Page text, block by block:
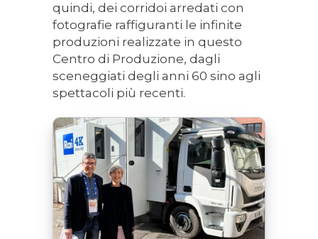
quindi, dei corridoi arredati con
fotografie raffiguranti le infinite
produzioni realizzate in questo
Centro di Produzione, dagli
sceneggiati degli anni 60 sino agli
spettacoli più recenti.